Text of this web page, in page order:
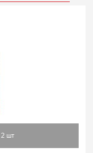
2 шт